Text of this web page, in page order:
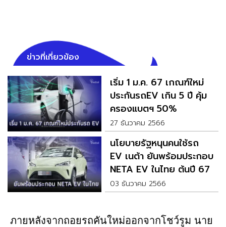
ข่าวที่เกี่ยวข้อง
เริ่ม 1 ม.ค. 67 เกณฑ์ใหม่
ประกันรถEV เกิน 5 ปี คุ้ม
ครองแบตฯ 50%
27 ธันวาคม 2566
นโยบายรัฐหนุนคนใช้รถ
EV เนต้า ยันพร้อมประกอบ
NETA EV ในไทย ต้นปี 67
03 ธันวาคม 2566
ภายหลังจากถอยรถคันใหม่ออกจากโชว์รูม นาย